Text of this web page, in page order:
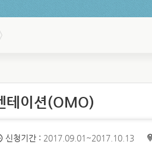
테이션(OMO)
신청기간 : 2017.09.01~2017.10.13